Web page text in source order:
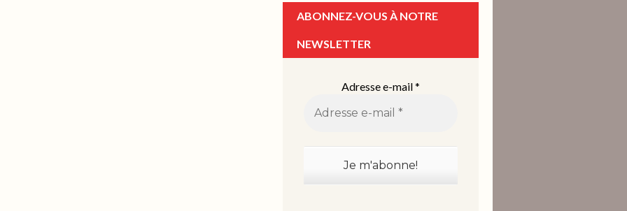
ABONNEZ-VOUS À NOTRE
NEWSLETTER
Adresse e-mail*